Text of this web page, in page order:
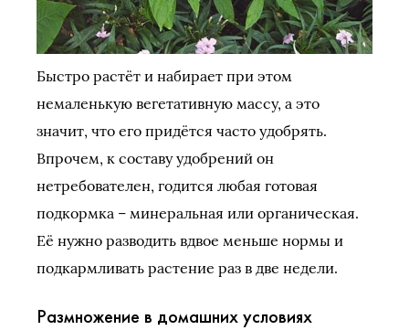
Быстро растёт и набирает при этом
немаленькую вегетативную массу, а это
значит, что его придётся часто удобрять.
Впрочем, к составу удобрений он
нетребователен, годится любая готовая
подкормка – минеральная или органическая.
Её нужно разводить вдвое меньше нормы и
подкармливать растение раз в две недели.
Размножение в домашних условиях